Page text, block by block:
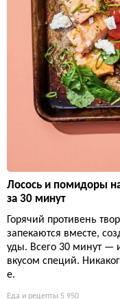
Лосось и помидоры
за 30 минут
Горячий противень
запекаются вместе,
уды. Всего 30 минут —
вкусом специй.
е.
Еда и рецепты 5 950